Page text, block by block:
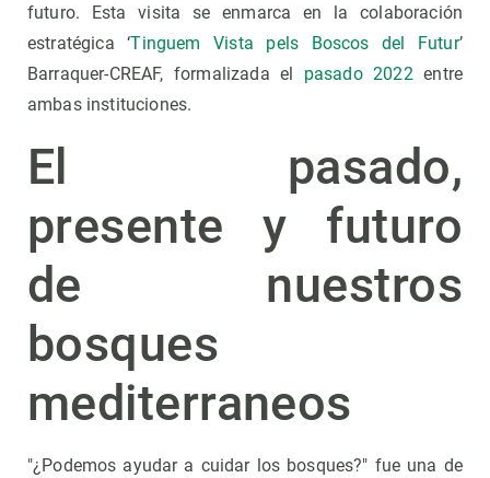
futuro. Esta visita se enmarca en la colaboración
estratégica ‘Tinguem Vista pels Boscos del Futur’
Barraquer-CREAF, formalizada el pasado 2022entre
ambas instituciones.
El pasado,
presente y futuro
de nuestros
bosques
mediterraneos
"¿Podemos ayudar a cuidar los bosques?" fue una de